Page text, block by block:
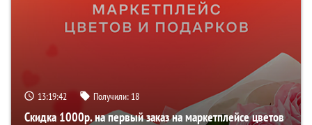
13:19:41 Получили: 18
Скидка 1000р. на первый заказ на маркетплейсе цветов